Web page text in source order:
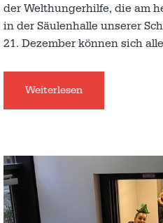
der Welthungerhilfe, die am
in der Säulenhalle unserer
21. Dezember können sich
Weiterlesen